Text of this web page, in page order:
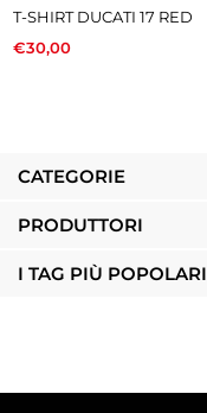
CATEGORIE
PRODUTTORI
I TAG PIÙ POPOLARI
T-SHIRT DUCATI 17 RED
€30,00